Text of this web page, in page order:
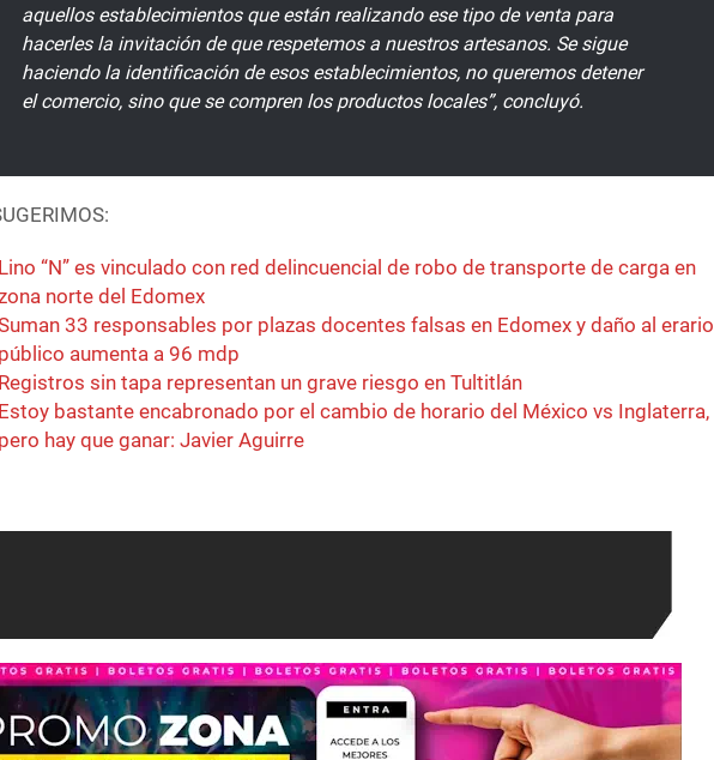
aquellos establecimientos que están realizando ese tipo de venta para
hacerles la invitación de que respetemos a nuestros artesanos. Se sigue
haciendo la identificación de esos establecimientos, no queremos detener
el comercio, sino que se compren los productos locales”, concluyó.
Lino “N” es vinculado con red delincuencial de robo de transporte de carga en
norte del Edomex
33 responsables por plazas docentes falsas en Edomex y daño al erario
público aumenta a 96 mdp
Registros sin tapa representan un grave riesgo en Tultitlán
Estoy bastante encabronado por el cambio de horario del México vs Inglaterra,
pero hay que ganar: Javier Aguirre